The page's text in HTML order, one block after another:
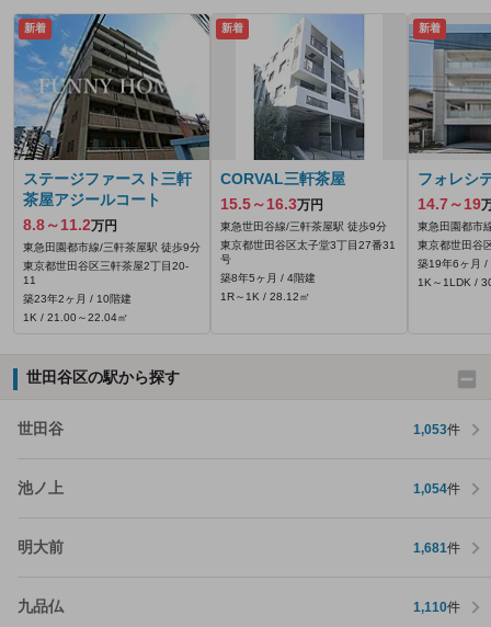
新着
ステージファースト三軒
茶屋アジールコート
8.8～11.2万円
東急田園都市線/三軒茶屋駅 徒歩9分
東京都世田谷区三軒茶屋2丁目20-
11
築23年2ヶ月 / 10階建
1K / 21.00～22.04㎡
新着
CORVAL三軒茶屋
15.5～16.3万円
東急世田谷線/三軒茶屋駅 徒歩9分
東京都世田谷区太子堂3丁目27番31
号
築8年5ヶ月 / 4階建
1R～1K / 28.12㎡
新着
フォレシ
14.7～19
東急田園都市
東京都世田谷
築19年6ヶ月 /
1K～1LDK /
世田谷区の駅から探す
世田谷 1,053件
池ノ上 1,054件
明大前 1,681件
九品仏 1,110件